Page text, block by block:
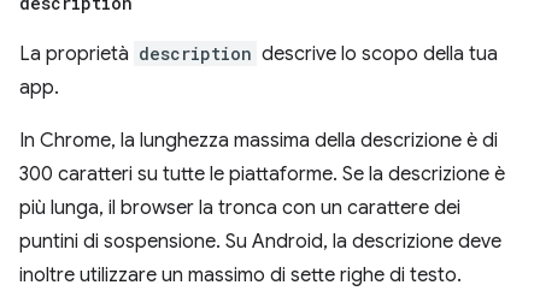
La proprietà description descrive lo scopo della tua
app.
In Chrome, la lunghezza massima della descrizione è di
300 caratteri su tutte le piattaforme. Se la descrizione è
più lunga, il browser la tronca con un carattere dei
puntini di sospensione. Su Android, la descrizione deve
inoltre utilizzare un massimo di sette righe di testo.